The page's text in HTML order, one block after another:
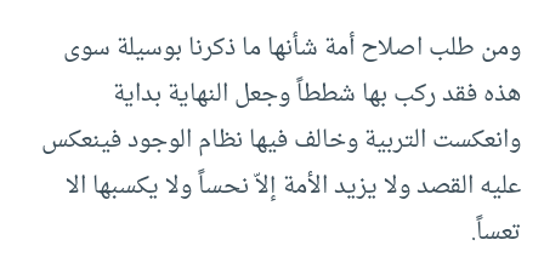
ومن طلب اصلاح أمة شأنها ما ذكرنا بوسيلة سوى
هذه فقد ركب بها شططاً وجعل النهاية بداية
وانعكست التربية وخالف فيها نظام الوجود فينعكس
عليه القصد ولا يزيد الأمة إلاّ نحساً ولا يكسبها الا
تعساً.